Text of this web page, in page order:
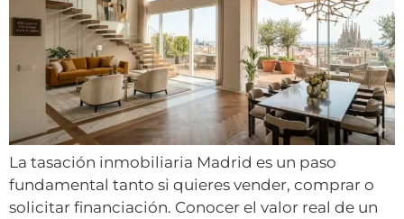
La tasación inmobiliaria Madrid es un paso
fundamental tanto si quieres vender, comprar o
solicitar financiación. Conocer el valor real de un